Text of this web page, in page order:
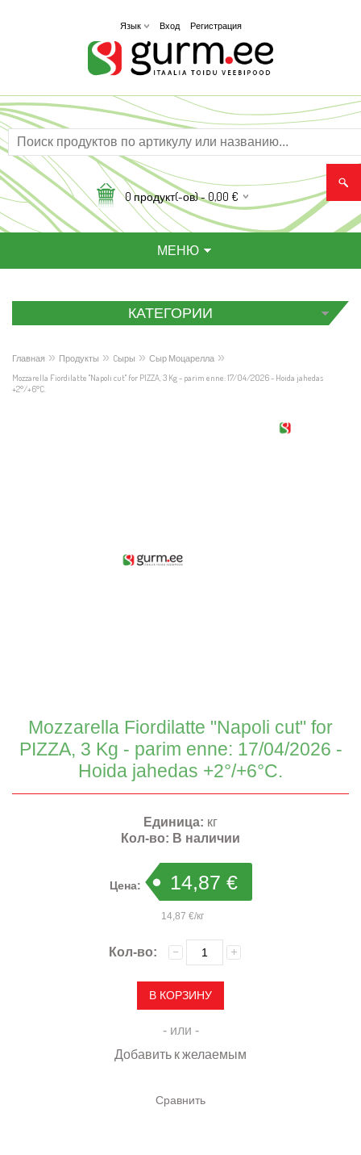
Язык Вход Регистрация
0продукт(-ов) -0,00 €
МЕНЮ
КАТЕГОРИИ
Главная » Продукты » Cыры » Сыр Моцарелла »
Mozzarella Fiordilatte "Napoli cut" for PIZZA, 3 Kg - parim enne: 17/04/2026 - Hoida jahedas
+2°/+6°C.
Mozzarella Fiordilatte "Napoli cut" for
PIZZA, 3 Kg - parim enne: 17/04/2026 -
Hoida jahedas +2°/+6°C.
Единица: кг
Кол-во: В наличии
Цена: 14,87 €
14,87 €/кг
Кол-во:
- или -
Добавить к желаемым
Сравнить